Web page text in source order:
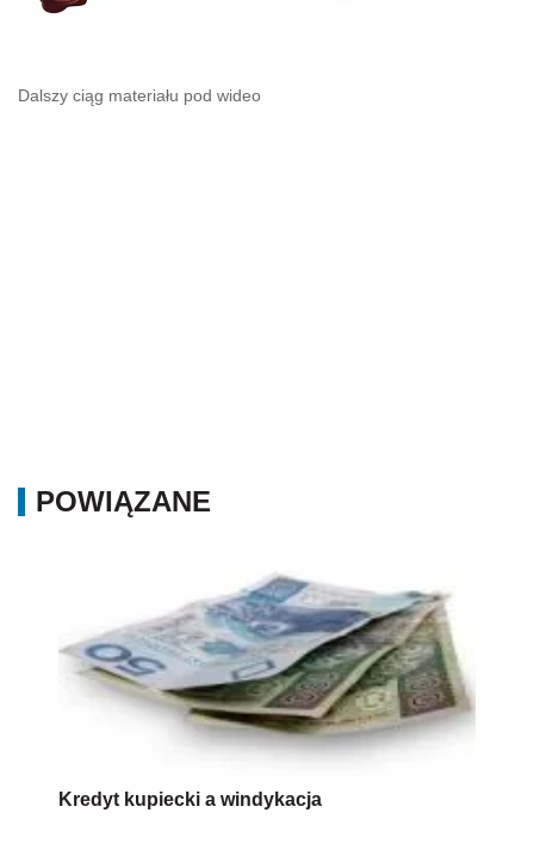
Dalszy ciąg materiału pod wideo
POWIĄZANE
Kredyt kupiecki a windykacja